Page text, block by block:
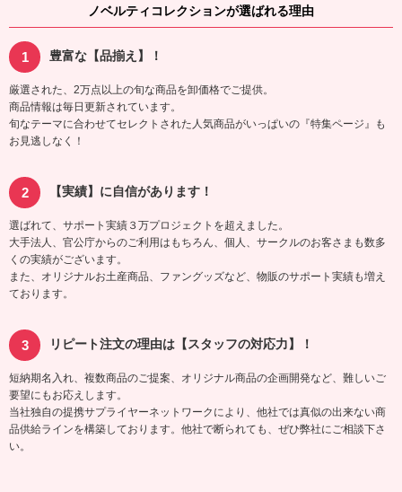
ノベルティコレクションが選ばれる理由
豊富な【品揃え】！
厳選された、2万点以上の旬な商品を卸価格でご提供。
商品情報は毎日更新されています。
旬なテーマに合わせてセレクトされた人気商品がいっぱいの『特集ページ』も
お見逃しなく！
【実績】に自信があります！
選ばれて、サポート実績３万プロジェクトを超えました。
大手法人、官公庁からのご利用はもちろん、個人、サークルのお客さまも数多
くの実績がございます。
また、オリジナルお土産商品、ファングッズなど、物販のサポート実績も増え
ております。
リピート注文の理由は【スタッフの対応力】！
短納期名入れ、複数商品のご提案、オリジナル商品の企画開発など、難しいご
要望にもお応えします。
当社独自の提携サプライヤーネットワークにより、他社では真似の出来ない商
品供給ラインを構築しております。他社で断られても、ぜひ弊社にご相談下さ
い。